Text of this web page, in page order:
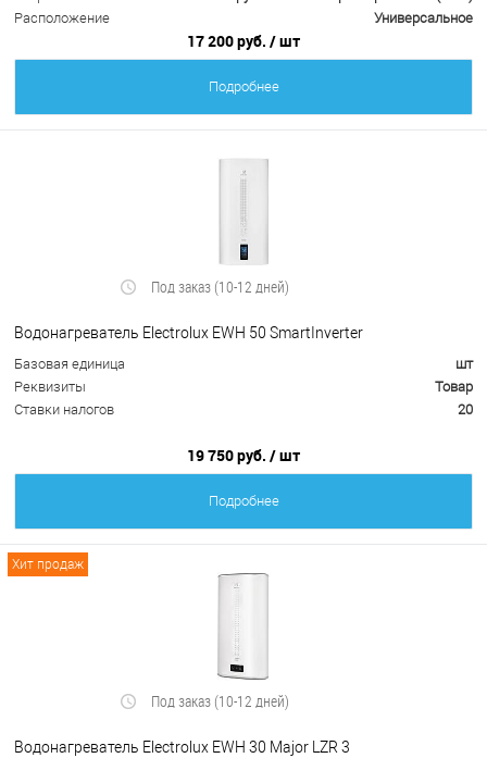
Расположение
Универсальное
17 200 руб. / шт
Подробнее
Под заказ (10-12 дней)
Водонагреватель Electrolux EWH 50 SmartInverter
Базовая единица
шт
Реквизиты
Товар
Ставки налогов
20
19 750 руб. / шт
Подробнее
Хит продаж
Под заказ (10-12 дней)
Водонагреватель Electrolux EWH 30 Major LZR 3